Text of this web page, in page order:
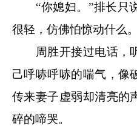
“你媳妇。”排长只
很轻，仿佛怕惊动什么。
周胜开接过电话，听
己呼哧呼哧的喘气，像
传来妻子虚弱却清亮的
碎的啼哭。